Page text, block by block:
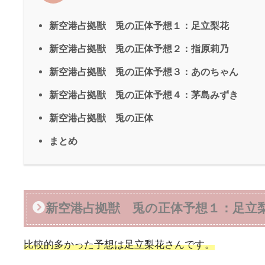
新空港占拠獣 兎の正体予想１：足立梨花
新空港占拠獣 兎の正体予想２：指原莉乃
新空港占拠獣 兎の正体予想３：あのちゃん
新空港占拠獣 兎の正体予想４：茅島みずき
新空港占拠獣 兎の正体
まとめ
新空港占拠獣 兎の正体予想１：足立
比較的多かった予想は足立梨花さんです。